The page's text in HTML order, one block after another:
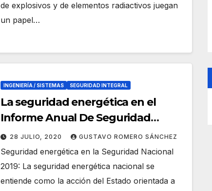
de explosivos y de elementos radiactivos juegan
un papel…
INGENIERÍA / SISTEMAS SEGURIDAD INTEGRAL
La seguridad energética en el
Informe Anual De Seguridad
Nacional 2019
28 JULIO, 2020 GUSTAVO ROMERO SÁNCHEZ
Seguridad energética en la Seguridad Nacional
2019: La seguridad energética nacional se
entiende como la acción del Estado orientada a